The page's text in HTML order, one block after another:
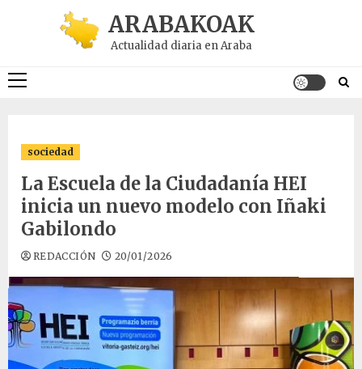
ARABAKOAK
Actualidad diaria en Araba
Menú
sociedad
La Escuela de la Ciudadanía HEI
inicia un nuevo modelo con Iñaki
Gabilondo
REDACCIÓN 20/01/2026